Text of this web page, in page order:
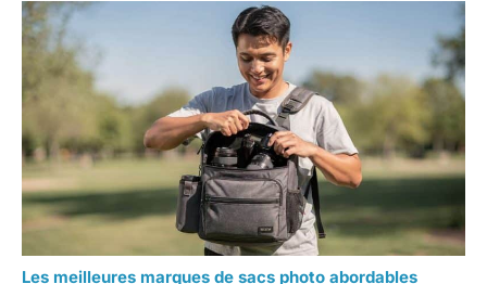
Les meilleures marques de sacs photo abordables